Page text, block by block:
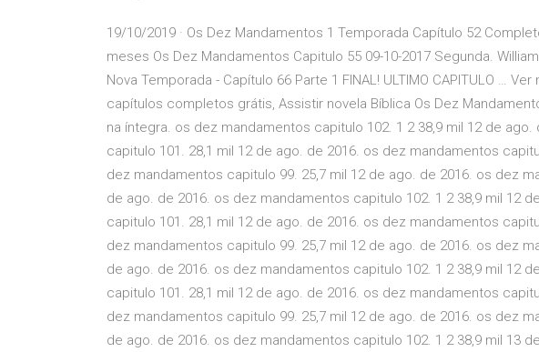
19/10/2019 · Os Dez Mandamentos 1 Temporada Capítulo 52
meses Os Dez Mandamentos Capitulo 55 09-10-2017 Segunda.
Nova Temporada - Capítulo 66 Parte 1 FINAL! ULTIMO CAPITULO …
capítulos completos grátis, Assistir novela Bíblica Os Dez
na íntegra. os dez mandamentos capitulo 102. 1 2 38,9 mil 12 de
capitulo 101. 28,1 mil 12 de ago. de 2016. os dez mandamentos
dez mandamentos capitulo 99. 25,7 mil 12 de ago. de 2016. os dez
de ago. de 2016. os dez mandamentos capitulo 102. 1 2 38,9 mil 12
capitulo 101. 28,1 mil 12 de ago. de 2016. os dez mandamentos
dez mandamentos capitulo 99. 25,7 mil 12 de ago. de 2016. os dez
de ago. de 2016. os dez mandamentos capitulo 102. 1 2 38,9 mil 12
capitulo 101. 28,1 mil 12 de ago. de 2016. os dez mandamentos
dez mandamentos capitulo 99. 25,7 mil 12 de ago. de 2016. os dez
de ago. de 2016. os dez mandamentos capitulo 102. 1 2 38,9 mil 13